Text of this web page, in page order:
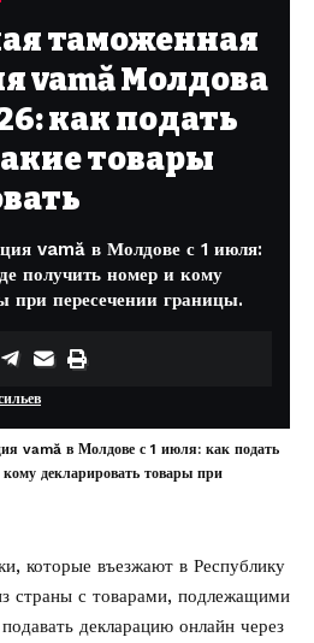
таможенная
vamă Молдова
как подать
товары
vamă в Молдове с 1 июля:
получить номер и кому
при пересечении границы.
vamă в Молдове с 1 июля: как подать
декларировать товары при
которые въезжают в Республику
страны с товарами, подлежащими
декларацию онлайн через